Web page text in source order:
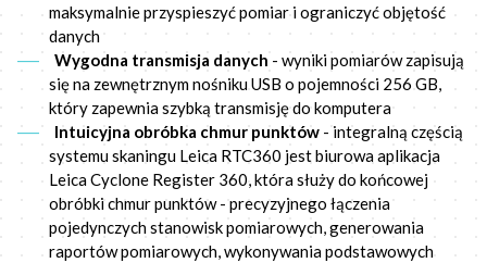
maksymalnie przyspieszyć pomiar i ograniczyć objętość
danych
Wygodna transmisja danych - wyniki pomiarów zapisują
się na zewnętrznym nośniku USB o pojemności 256 GB,
który zapewnia szybką transmisję do komputera
Intuicyjna obróbka chmur punktów - integralną częścią
systemu skaningu Leica RTC360 jest biurowa aplikacja
Leica Cyclone Register 360, która służy do końcowej
obróbki chmur punktów - precyzyjnego łączenia
pojedynczych stanowisk pomiarowych, generowania
raportów pomiarowych, wykonywania podstawowych